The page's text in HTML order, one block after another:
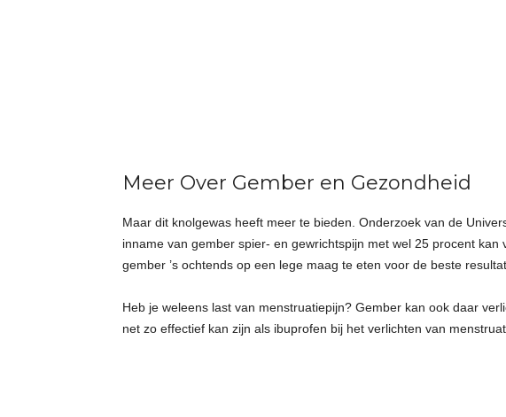
Meer Over Gember en Gezondheid
Maar dit knolgewas heeft meer te bieden. Onderzoek van de
inname van gember spier- en gewrichtspijn met wel 25 procent
gember ’s ochtends op een lege maag te eten voor de beste
Heb je weleens last van menstruatiepijn? Gember kan ook daar
net zo effectief kan zijn als ibuprofen bij het verlichten van